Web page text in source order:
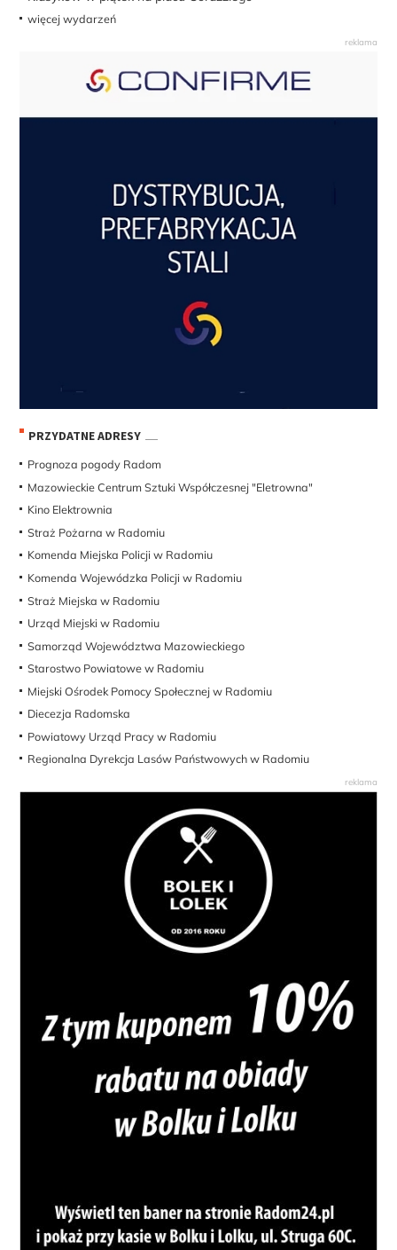
więcej wydarzeń
PRZYDATNE ADRESY
Prognoza pogody Radom
Mazowieckie Centrum Sztuki Współczesnej "Eletrowna"
Kino Elektrownia
Straż Pożarna w Radomiu
Komenda Miejska Policji w Radomiu
Komenda Wojewódzka Policji w Radomiu
Straż Miejska w Radomiu
Urząd Miejski w Radomiu
Samorząd Województwa Mazowieckiego
Starostwo Powiatowe w Radomiu
Miejski Ośrodek Pomocy Społecznej w Radomiu
Diecezja Radomska
Powiatowy Urząd Pracy w Radomiu
Regionalna Dyrekcja Lasów Państwowych w Radomiu